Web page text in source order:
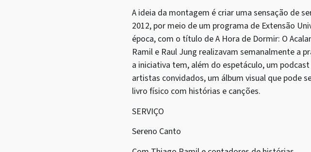
A ideia da montagem é criar uma sensação de
2012, por meio de um programa de Extensão
época, com o título de A Hora de Dormir: O
Ramil e Raul Jung realizavam semanalmente a
a iniciativa tem, além do espetáculo, um
artistas convidados, um álbum visual que pode
livro físico com histórias e canções.
SERVIÇO
Sereno Canto